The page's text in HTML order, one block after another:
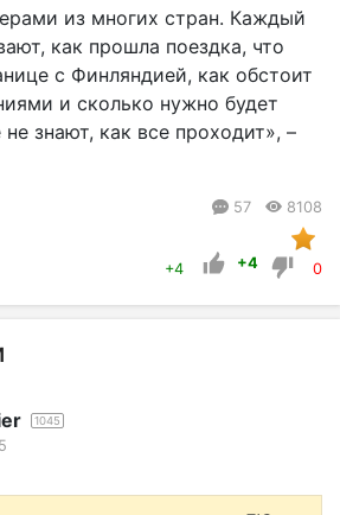
из многих стран. Каждый
как прошла поездка, что
с Финляндией, как обстоит
и сколько нужно будет
знают, как все проходит», –
57 8108
+4 +4 0
1045